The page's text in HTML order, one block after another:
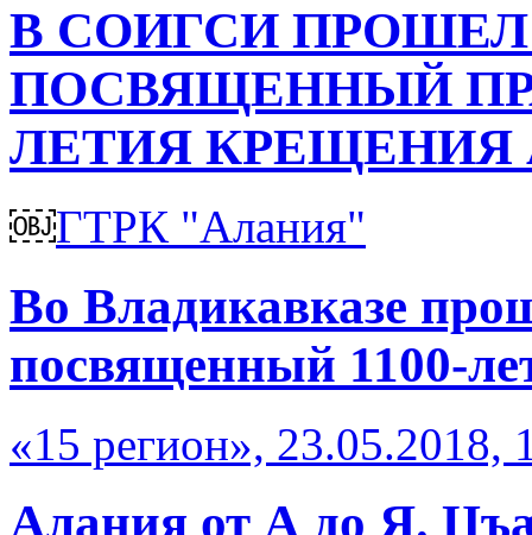
В СОИГСИ
ПОСВЯЩЕННЫЙ
ЛЕТИЯ КРЕЩЕНИЯ
￼ГТРК "Алания"
Во Владикавказе
посвященный 1100-
«15 регион», 23.05.2018,
Алания от А до Я.